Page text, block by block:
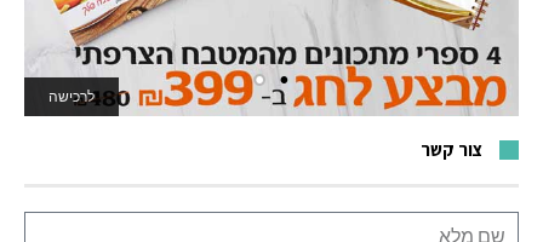
לרכישה
לאתר המשחקים
צור קשר